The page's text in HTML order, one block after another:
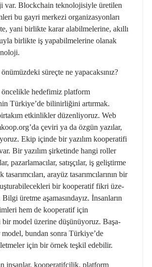
var. Blockchain teknolojisiyle üretilen
bu gayri merkezi organizasyonları
yani birlikte karar alabilmele­rine, akıllı
birlikte iş yapabilmelerine olanak
süreçte ne yapacaksınız?
hedefimiz platform
Türkiye’de bilinirliğini artırmak.
etkinlikler düzenliyoruz. Web
çeviri ya da özgün yazılar,
Ekip içinde bir yazılım kooperatifi
Bir yazılım şirke­tinde hangi roller
pazarlamacılar, satışçılar, iş geliştirme
arayüz tasarımcılarının bir
bir kooperatif fikri üze­
Bilgi üretme aşamasın­dayız. İnsanların
hem de kooperatif için
bir model üzerine düşünüyoruz. Başa­
bundan sonra Türkiye’de
için bir örnek teşkil edebilir.
insanlar, kooperatif­çilik, platform